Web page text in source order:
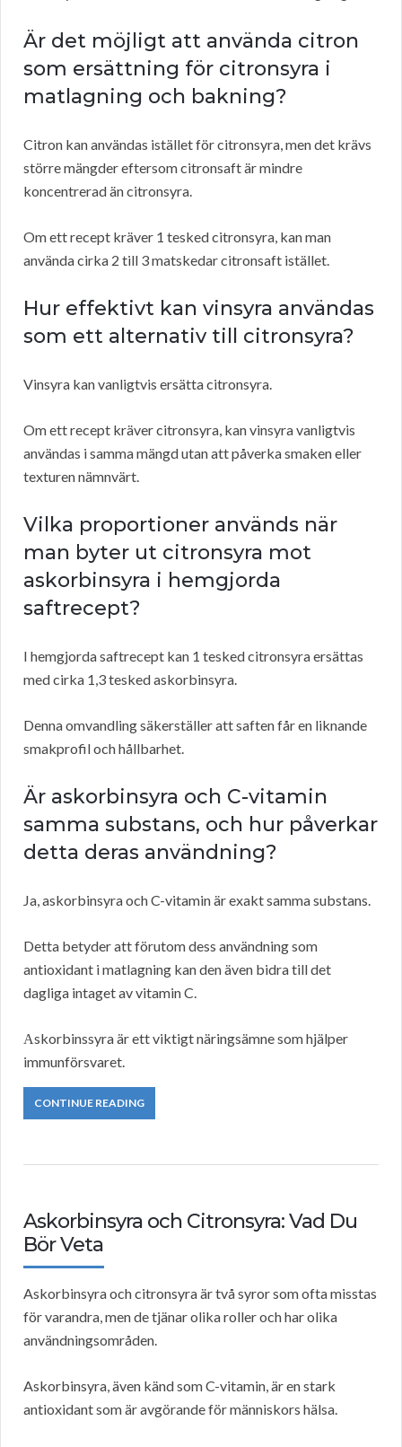
Är det möjligt att använda citron
som ersättning för citronsyra i
matlagning och bakning?
Citron kan användas istället för citronsyra, men det krävs
större mängder eftersom citronsaft är mindre
koncentrerad än citronsyra.
Om ett recept kräver 1 tesked citronsyra, kan man
använda cirka 2 till 3 matskedar citronsaft istället.
Hur effektivt kan vinsyra användas
som ett alternativ till citronsyra?
Vinsyra kan vanligtvis ersätta citronsyra.
Om ett recept kräver citronsyra, kan vinsyra vanligtvis
användas i samma mängd utan att påverka smaken eller
texturen nämnvärt.
Vilka proportioner används när
man byter ut citronsyra mot
askorbinsyra i hemgjorda
saftrecept?
I hemgjorda saftrecept kan 1 tesked citronsyra ersättas
med cirka 1,3 tesked askorbinsyra.
Denna omvandling säkerställer att saften får en liknande
smakprofil och hållbarhet.
Är askorbinsyra och C-vitamin
samma substans, och hur påverkar
detta deras användning?
Ja, askorbinsyra och C-vitamin är exakt samma substans.
Detta betyder att förutom dess användning som
antioxidant i matlagning kan den även bidra till det
dagliga intaget av vitamin C.
Аskorbinssyra är ett viktigt näringsämne som hjälper
immunförsvaret.
CONTINUE READING
Askorbinsyra och Citronsyra: Vad Du
Bör Veta
Askorbinsyra och citronsyra är två syror som ofta misstas
för varandra, men de tjänar olika roller och har olika
användningsområden.
Askorbinsyra, även känd som C-vitamin, är en stark
antioxidant som är avgörande för människors hälsa.